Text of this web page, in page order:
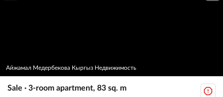
Айжамал Медербекова Кыргыз Недвижимость
Sale · 3-room apartment, 83 sq. m